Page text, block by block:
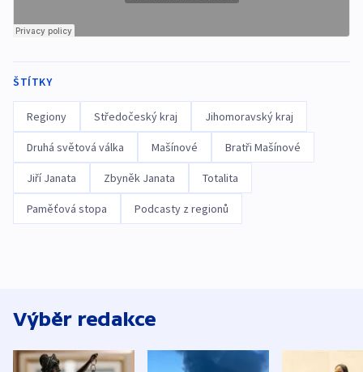
ŠTÍTKY
Regiony Středočeský kraj Jihomoravský kraj
Druhá světová válka Mašínové Bratři Mašínové
Jiří Janata Zbyněk Janata Totalita
Paměťová stopa Podcasty z regionů
Výběr redakce